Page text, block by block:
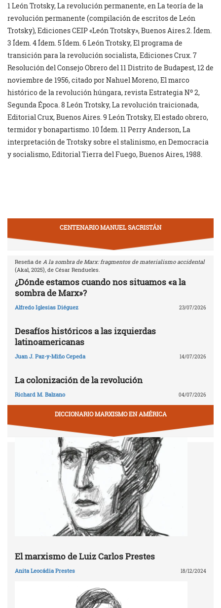
1 León Trotsky, La revolución permanente, en La teoría de la
revolución permanente (compilación de escritos de León
Trotsky), Ediciones CEIP «León Trotsky», Buenos Aires.2. Ídem.
3 Ídem. 4 Ídem. 5 Ídem. 6 León Trotsky, El programa de
transición para la revolución socialista, Ediciones Crux. 7
Resolución del Consejo Obrero del 11 Distrito de Budapest, 12 de
noviembre de 1956, citado por Nahuel Moreno, El marco
histórico de la revolución húngara, revista Estrategia Nº 2,
Segunda Época. 8 León Trotsky, La revolución traicionada,
Editorial Crux, Buenos Aires. 9 León Trotsky, El estado obrero,
termidor y bonapartismo. 10 Ídem. 11 Perry Anderson, La
interpretación de Trotsky sobre el stalinismo, en Democracia
y socialismo, Editorial Tierra del Fuego, Buenos Aires, 1988.
CENTENARIO MANUEL SACRISTÁN
Reseña de A la sombra de Marx: fragmentos de materialismo accidental
(Akal, 2025), de César Rendueles.
¿Dónde estamos cuando nos situamos «a la
sombra de Marx»?
Alfredo Iglesias Diéguez 23/07/2026
Desafíos históricos a las izquierdas
latinoamericanas
Juan J. Paz-y-Miño Cepeda 14/07/2026
La colonización de la revolución
Richard M. Balzano 04/07/2026
DICCIONARIO MARXISMO EN AMÉRICA
El marxismo de Luiz Carlos Prestes
Anita Leocádia Prestes 18/12/2024